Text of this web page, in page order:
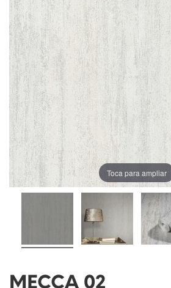
Toca para ampliar
MECCA 02